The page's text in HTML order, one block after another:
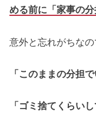
める前に「家事の分
意外と忘れがちな
「このままの分担
「ゴミ捨てくらい